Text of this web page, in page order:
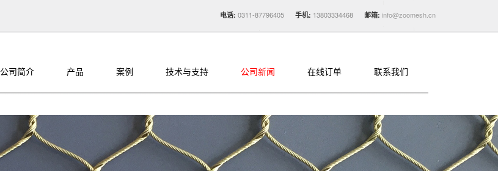
电话: 0311-87796405 手机: 13803334468 邮箱: info@zoomesh.cn
公司简介 产品 案例 技术与支持 公司新闻 在线订单 联系我们